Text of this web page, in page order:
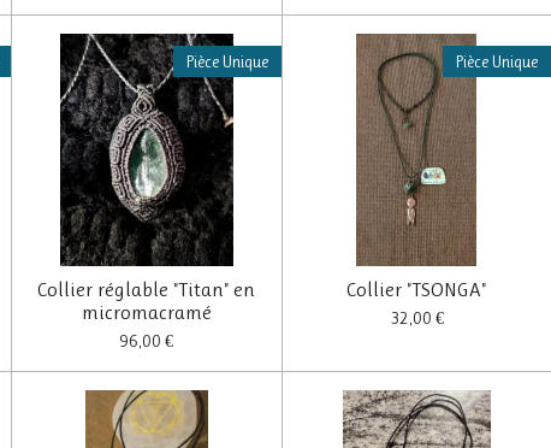
Pièce Unique
Collier réglable "Titan" en
micromacramé
96,00 €
Pièce Unique
Collier "TSONGA"
32,00 €